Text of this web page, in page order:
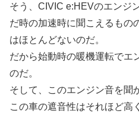
そう、CIVIC e:HEVのエンジ
だ時の加速時に聞こえるもの
はほとんどないのだ。
だから始動時の暖機運転でエ
のだ。
そして、このエンジン音を聞
この車の遮音性はそれほど高